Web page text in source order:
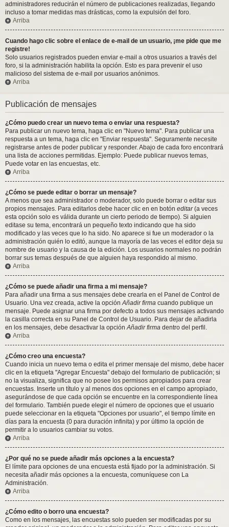
administradores reducirán el número de publicaciones realizadas, llegando
incluso a tomar medidas mas drásticas, como la expulsión del foro.
Arriba
Cuando hago clic sobre el enlace de e-mail de un usuario, ¡me pide que me
registre!
Solo usuarios registrados pueden enviar e-mail a otros usuarios a través del
foro, si la administración habilita la opción. Esto es para prevenir el uso
malicioso del sistema de e-mail por usuarios anónimos.
Arriba
Publicación de mensajes
¿Cómo puedo crear un nuevo tema o enviar una respuesta?
Para publicar un nuevo tema, haga clic en "Nuevo tema". Para publicar una
respuesta a un tema, haga clic en "Enviar respuesta". Seguramente necesite
registrarse antes de poder publicar y responder. Abajo de cada foro encontrará
una lista de acciones permitidas. Ejemplo: Puede publicar nuevos temas,
Puede votar en las encuestas, etc.
Arriba
¿Cómo se puede editar o borrar un mensaje?
A menos que sea administrador o moderador, solo puede borrar o editar sus
propios mensajes. Para editarlos debe hacer clic en en botón editar(a veces
esta opción solo es válida durante un cierto periodo de tiempo). Si alguien
editase su tema, encontrará un pequeño texto indicando que ha sido
modificado y las veces que lo ha sido. No aparece si fue un moderador o la
administración quién lo editó, aunque la mayoría de las veces el editor deja su
nombre de usuario y la causa de la edición. Los usuarios normales no podrán
borrar sus temas después de que alguien haya respondido al mismo.
Arriba
¿Cómo se puede añadir una firma a mi mensaje?
Para añadir una firma a sus mensajes debe crearla en el Panel de Control de
Usuario. Una vez creada, active la opciónAñadir firma cuando publique un
mensaje. Puede asignar una firma por defecto a todos sus mensajes activando
la casilla correcta en su Panel de Control de Usuario. Para dejar de añadirla
en los mensajes, debe desactivar la opciónAñadir firma dentro del perfil.
Arriba
¿Cómo creo una encuesta?
Cuando inicia un nuevo tema o edita el primer mensaje del mismo, debe hacer
clic en la etiqueta "Agregar Encuesta" debajo del formulario de publicación; si
no la visualiza, significa que no posee los permisos apropiados para crear
encuestas. Inserte un título y al menos dos opciones en el campo apropiado,
asegurándose de que cada opción se encuentre en la correspondiente línea
del formulario. También puede elegir el número de opciones que el usuario
puede seleccionar en la etiqueta "Opciones por usuario", el tiempo límite en
días para la encuesta (0 para duración infinita) y por último la opción de
permitir a lo usuarios cambiar su votos.
Arriba
¿Por qué no se puede añadir más opciones a la encuesta?
El límite para opciones de una encuesta está fijado por la administración. Si
necesita añadir más opciones a la encuesta, comuníquese con La
Administración.
Arriba
¿Cómo edito o borro una encuesta?
Como en los mensajes, las encuestas solo pueden ser modificadas por su